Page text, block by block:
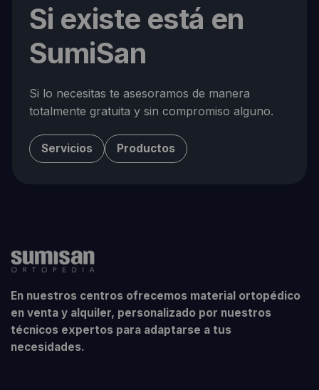
Si existe está en
SumiSan
Si lo necesitas te asesoramos de manera
totalmente gratuita y sin compromiso alguno.
Servicios Productos
En nuestros centros ofrecemos material ortopédico
en venta y alquiler, personalizado por nuestros
técnicos expertos para adaptarse a tus
necesidades.